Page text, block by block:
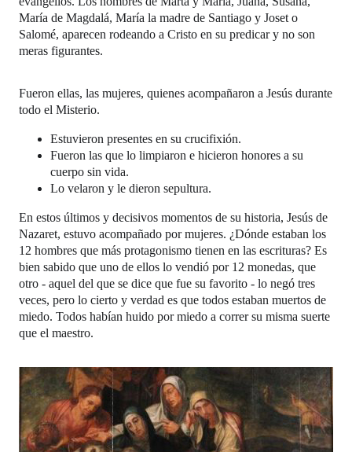
María de Magdalá, María la madre de Santiago y Joset o
Salomé, aparecen rodeando a Cristo en su predicar y no son
meras figurantes.
Fueron ellas, las mujeres, quienes acompañaron a Jesús durante
todo el Misterio.
Estuvieron presentes en su crucifixión.
Fueron las que lo limpiaron e hicieron honores a su
cuerpo sin vida.
Lo velaron y le dieron sepultura.
En estos últimos y decisivos momentos de su historia, Jesús de
Nazaret, estuvo acompañado por mujeres. ¿Dónde estaban los
12 hombres que más protagonismo tienen en las escrituras? Es
bien sabido que uno de ellos lo vendió por 12 monedas, que
otro - aquel del que se dice que fue su favorito - lo negó tres
veces, pero lo cierto y verdad es que todos estaban muertos de
miedo. Todos habían huido por miedo a correr su misma suerte
que el maestro.